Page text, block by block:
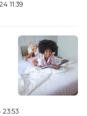
11:39
23:53